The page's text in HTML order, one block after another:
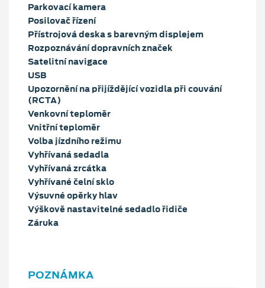
Parkovací kamera
Posilovač řízení
Přístrojová deska s barevným displejem
Rozpoznávání dopravních značek
Satelitní navigace
USB
Upozornění na přijíždějící vozidla při couvání
(RCTA)
Venkovní teploměr
Vnitřní teploměr
Volba jízdního režimu
Vyhřívaná sedadla
Vyhřívaná zrcátka
Vyhřívané čelní sklo
Výsuvné opěrky hlav
Výškově nastavitelné sedadlo řidiče
Záruka
POZNÁMKA